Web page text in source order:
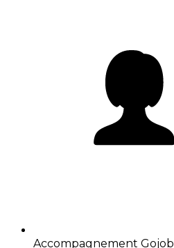
Accompagnement Gojob